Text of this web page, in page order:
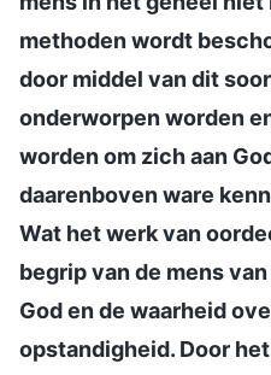
methoden wordt
door middel van dit
onderworpen worden
worden om zich aan
daarenboven ware
Wat het werk van
begrip van de mens
God en de waarheid
opstandigheid. Door